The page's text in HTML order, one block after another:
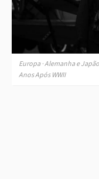
Europa · Alemanha e
Anos Após WWII